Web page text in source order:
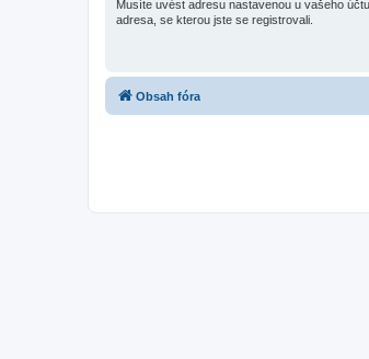
Musíte uvést adresu nastavenou u vašeho
adresa, se kterou jste se registrovali.
Obsah fóra